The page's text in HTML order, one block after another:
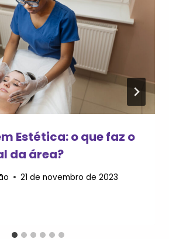
Estética: o que faz o
da área?
21 de novembro de 2023